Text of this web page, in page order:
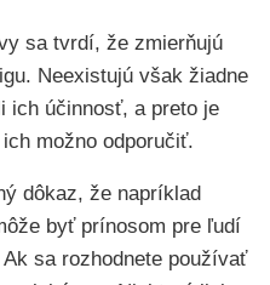
sa tvrdí, že zmierňujú
Neexistujú však žiadne
ich účinnosť, a preto je
možno odporučiť.
dôkaz, že napríklad
byť prínosom pre ľudí
sa rozhodnete používať